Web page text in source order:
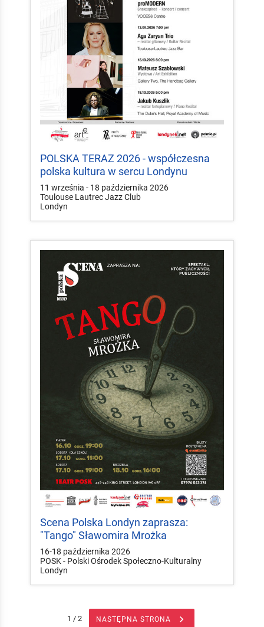
POLSKA TERAZ 2026 - współczesna
polska kultura w sercu Londynu
11 września - 18 października 2026
Toulouse Lautrec Jazz Club
Londyn
Scena Polska Londyn zaprasza:
"Tango" Sławomira Mrożka
16-18 października 2026
POSK - Polski Ośrodek Społeczno-Kulturalny
Londyn
1 / 2 NASTĘPNA STRONA 